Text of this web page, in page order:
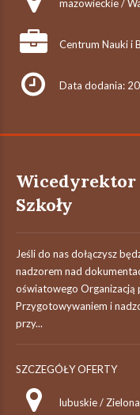
mazowieckie /
Centrum Nauki i
Data dodania:
Szkoły
Jeśli do nas dołączysz
nadzorem nad
oświatowego Organizacją
Przygotowywaniem i
przy...
SZCZEGÓŁY OFERTY
lubuskie /